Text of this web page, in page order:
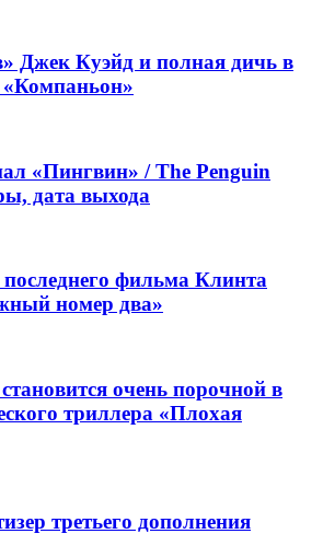
Джек Куэйд и полная дичь в
«Компаньон»
«Пингвин» / The Penguin
дата выхода
фильма Клинта
номер два»
очень порочной в
триллера «Плохая
третьего дополнения